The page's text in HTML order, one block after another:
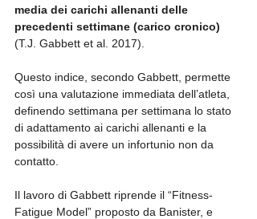
media dei carichi allenanti delle
precedenti settimane (carico cronico)
(T.J. Gabbett et al. 2017).
Questo indice, secondo Gabbett, permette
così una valutazione immediata dell’atleta,
definendo settimana per settimana lo stato
di adattamento ai carichi allenanti e la
possibilità di avere un infortunio non da
contatto.
Il lavoro di Gabbett riprende il “Fitness-
Fatigue Model” proposto da Banister, e